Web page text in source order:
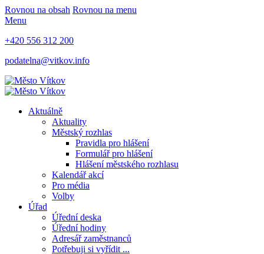
Rovnou na obsah Rovnou na menu
Menu
+420 556 312 200
podatelna@vitkov.info
Aktuálně
Aktuality
Městský rozhlas
Pravidla pro hlášení
Formulář pro hlášení
Hlášení městského rozhlasu
Kalendář akcí
Pro média
Volby
Úřad
Úřední deska
Úřední hodiny
Adresář zaměstnanců
Potřebuji si vyřídit ...